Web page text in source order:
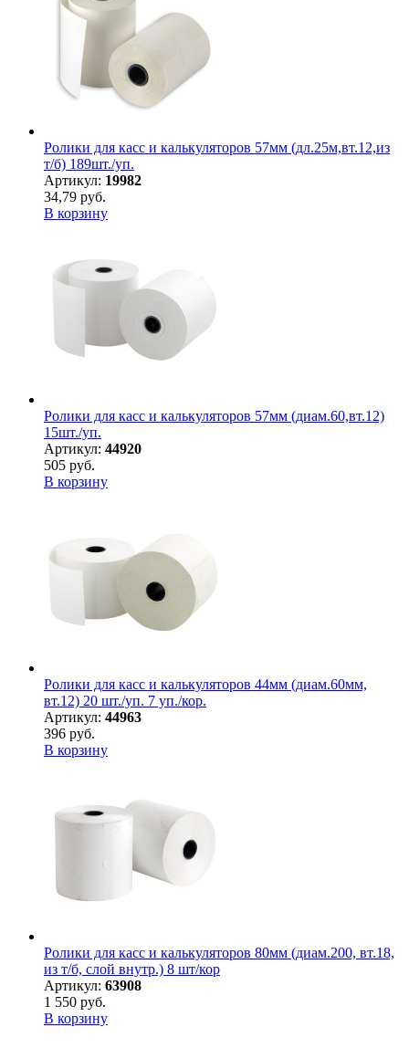
Ролики для касс и калькуляторов 57мм (дл.25м,вт.12,из
т/б) 189шт./уп.
Артикул: 19982
34,79 руб.
В корзину
Ролики для касс и калькуляторов 57мм (диам.60,вт.12)
15шт./уп.
Артикул: 44920
505 руб.
В корзину
Ролики для касс и калькуляторов 44мм (диам.60мм,
вт.12) 20 шт./уп. 7 уп./кор.
Артикул: 44963
396 руб.
В корзину
Ролики для касс и калькуляторов 80мм (диам.200, вт.18,
из т/б, слой внутр.) 8 шт/кор
Артикул: 63908
1 550 руб.
В корзину